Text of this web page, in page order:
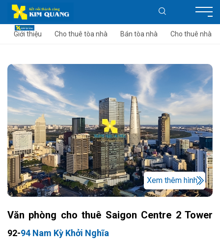
Giới thiệu Cho thuê tòa nhà Bán tòa nhà Cho thuê nhà
Xem thêm hình
Văn phòng cho thuê Saigon Centre 2 Tower
92-94 Nam Kỳ Khởi Nghĩa